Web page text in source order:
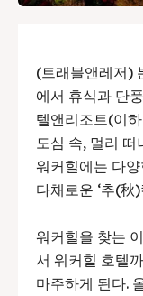
(트래블앤레저)
에서 휴식과 단
텔앤리조트(이
도심 속, 멀리
워커힐에는 다
다채로운 ‘추(秋
워커힐을 찾는
서 워커힐 호텔
마주하게 된다.